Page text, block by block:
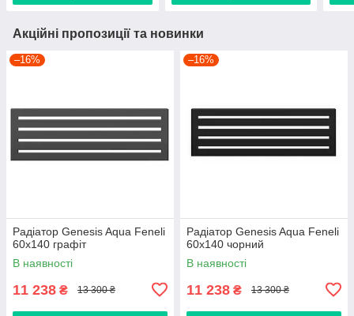
Акційні пропозиції та новинки
–16%
Радіатор Genesis Aqua Feneli
60x140 графіт
В наявності
11 238 ₴ 13 300 ₴
–16%
Радіатор Genesis Aqua Feneli
60x140 чорний
В наявності
11 238 ₴ 13 300 ₴